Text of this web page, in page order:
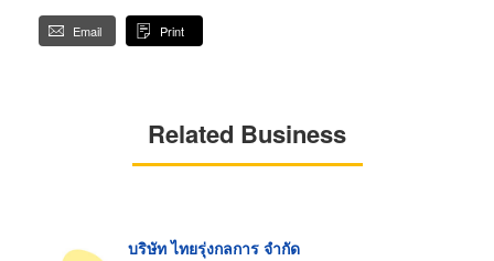
Email Print
Related Business
บริษัท ไทยรุ่งกลการ จำกัด